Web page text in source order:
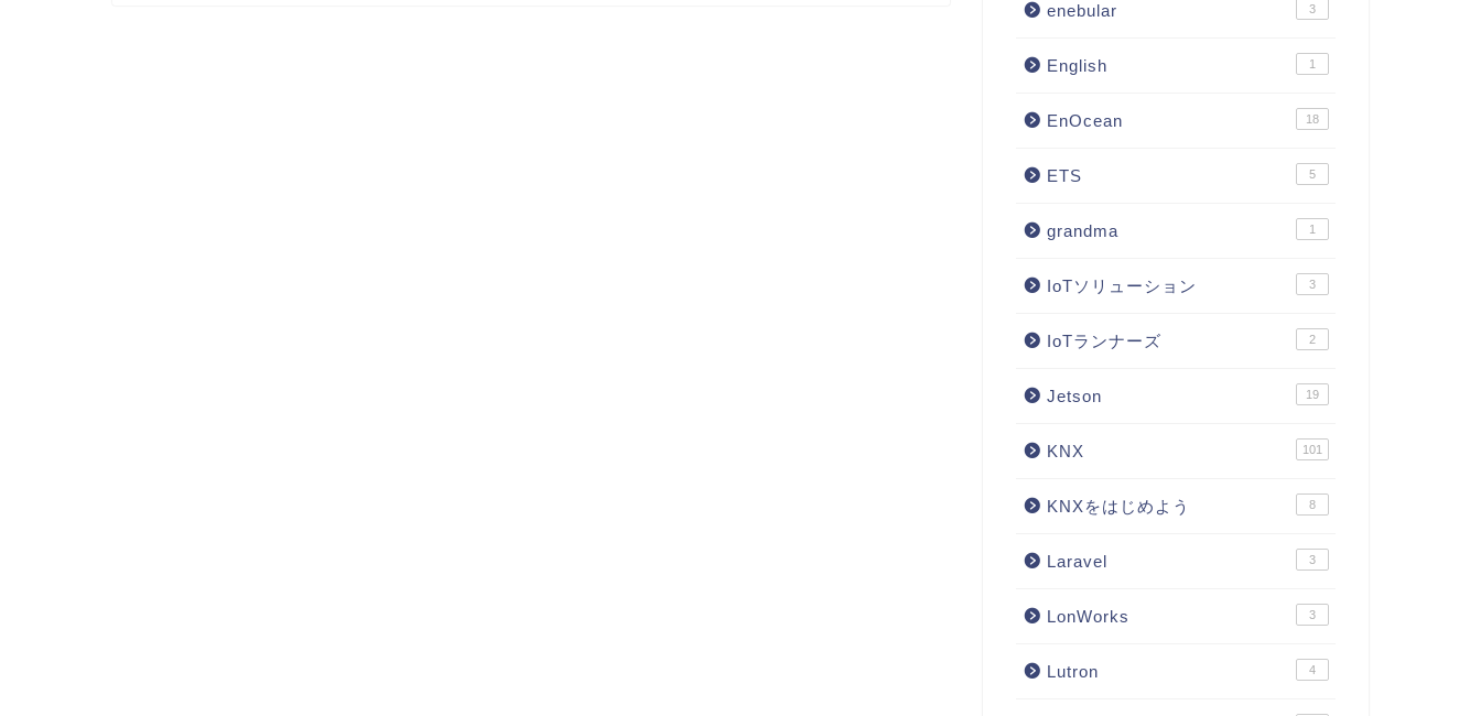
enebular 3
English 1
EnOcean 18
ETS 5
grandma 1
IoTソリューション 3
IoTランナーズ 2
Jetson 19
KNX 101
KNXをはじめよう 8
Laravel 3
LonWorks 3
Lutron 4